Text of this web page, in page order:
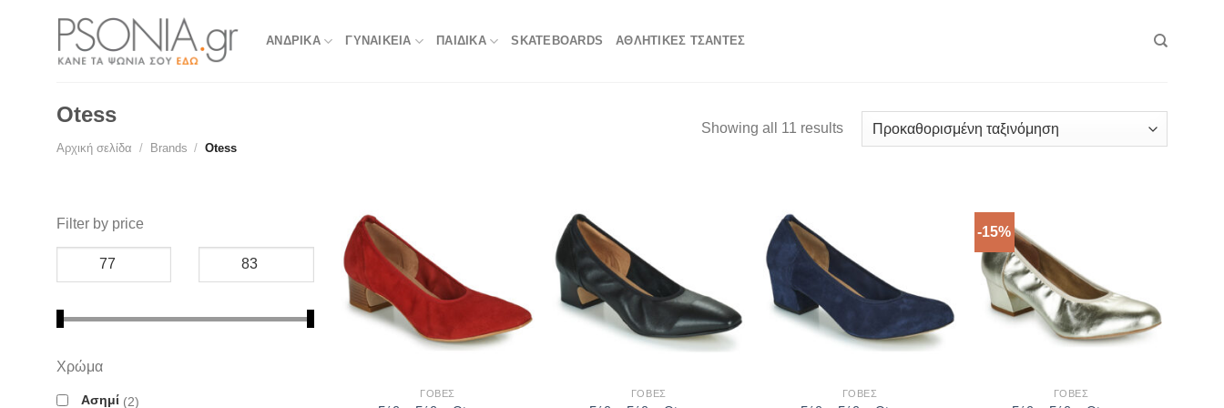
ΑΝΔΡΙΚΑ ΓΥΝΑΙΚΕΙΑ ΠΑΙΔΙΚΑ SKATEBOARDS ΑΘΛΗΤΙΚΈΣ ΤΣΆΝΤΕΣ
Otess
Αρχική σελίδα / Brands / Otess
Showing all 11 results
Filter by price
Χρώμα
Ασημί
2
ΓΌΒΕΣ ΓΌΒΕΣ ΓΌΒΕΣ
-15%
ΓΌΒΕΣ